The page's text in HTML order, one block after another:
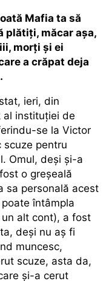
Mafia ta să
plătiţi, măcar aşa,
morţi şi ei
a crăpat deja
ieri, din
al instituţiei de
se la Victor
pentru
Omul, deşi şi-a
o greşeală
sa personală acest
întâmpla
alt cont), a fost
deşi nu aş fi
muncesc,
scuze, asta da,
şi-a cerut